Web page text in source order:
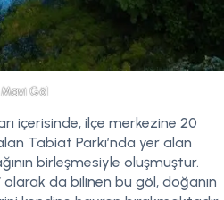
Mavi Göl
içerisinde, ilçe merkezine 20
Tabiat Parkı’nda yer alan
birleşmesiyle oluşmuştur.
olarak da bilinen bu göl, doğanın